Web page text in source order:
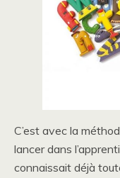
C’est avec la
lancer dans
connaissait déjà